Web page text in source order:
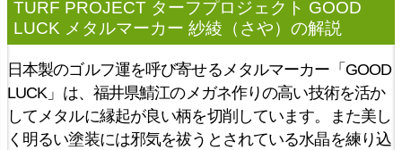
TURF PROJECT ターフプロジェクト GOOD
LUCK メタルマーカー 紗綾（さや） の解説
日本製のゴルフ運を呼び寄せるメタルマーカー「GOOD
LUCK」は、福井県鯖江のメガネ作りの高い技術を活か
してメタルに縁起が良い柄を切削しています。また美し
く明るい塗装には邪気を祓うとされている水晶を練り込